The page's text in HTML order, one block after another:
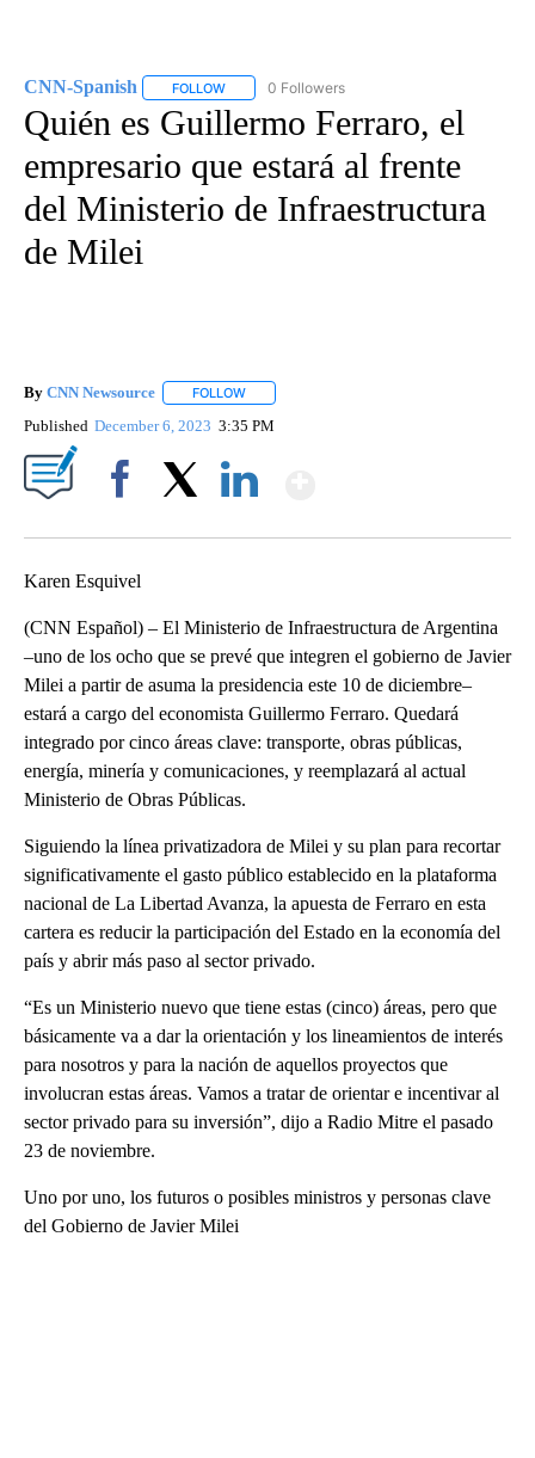
CNN-Spanish FOLLOW FOLLOW "CNN-SPANISH" TO RECEIVE
0 Followers
Quién es Guillermo Ferraro, el
empresario que estará al frente
del Ministerio de Infraestructura
de Milei
By CNN Newsource FOLLOW
Published December 6, 2023 3:35 PM
Karen Esquivel
(CNN Español) – El Ministerio de Infraestructura de Argentina
–uno de los ocho que se prevé que integren el gobierno de Javier
Milei a partir de asuma la presidencia este 10 de diciembre–
estará a cargo del economista Guillermo Ferraro. Quedará
integrado por cinco áreas clave: transporte, obras públicas,
energía, minería y comunicaciones, y reemplazará al actual
Ministerio de Obras Públicas.
Siguiendo la línea privatizadora de Milei y su plan para recortar
significativamente el gasto público establecido en la plataforma
nacional de La Libertad Avanza, la apuesta de Ferraro en esta
cartera es reducir la participación del Estado en la economía del
país y abrir más paso al sector privado.
“Es un Ministerio nuevo que tiene estas (cinco) áreas, pero que
básicamente va a dar la orientación y los lineamientos de interés
para nosotros y para la nación de aquellos proyectos que
involucran estas áreas. Vamos a tratar de orientar e incentivar al
sector privado para su inversión”, dijo a Radio Mitre el pasado
23 de noviembre.
Uno por uno, los futuros o posibles ministros y personas clave
del Gobierno de Javier Milei